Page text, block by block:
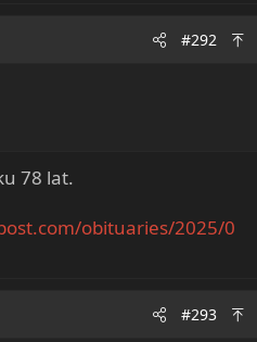
#292
78 lat.
obituaries/2025/0
#293